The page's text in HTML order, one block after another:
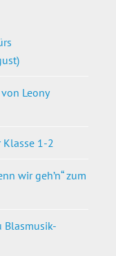
von Leony
Klasse 1-2
wir geh’n“ zum
Blasmusik-